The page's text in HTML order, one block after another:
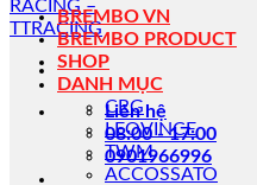
Liên hệ
08:00 - 17:00
0901966996
BREMBO VN
BREMBO PRODUCT
SHOP
DANH MỤC
CRG
LEOVINCE
TWM
ACCOSSATO